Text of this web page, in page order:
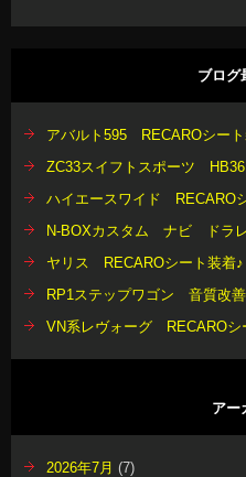
ブログ
アバルト595 RECAROシート
ZC33スイフトスポーツ
ハイエースワイド RECARO
N-BOXカスタム ナビ ドラ
ヤリス RECAROシート装着♪
RP1ステップワゴン 音質改
VN系レヴォーグ RECAROシ
アー
2026年7月 (7)